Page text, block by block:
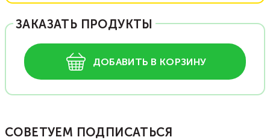
ЗАКАЗАТЬ ПРОДУКТЫ
ДОБАВИТЬ В КОРЗИНУ
СОВЕТУЕМ ПОДПИСАТЬСЯ